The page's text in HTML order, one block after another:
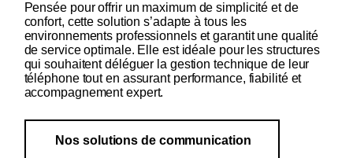
Pensée pour offrir un maximum de simplicité et de
confort, cette solution s’adapte à tous les
environnements professionnels et garantit une qualité
de service optimale. Elle est idéale pour les structures
qui souhaitent déléguer la gestion technique de leur
téléphone tout en assurant performance, fiabilité et
accompagnement expert.
Nos solutions de communication